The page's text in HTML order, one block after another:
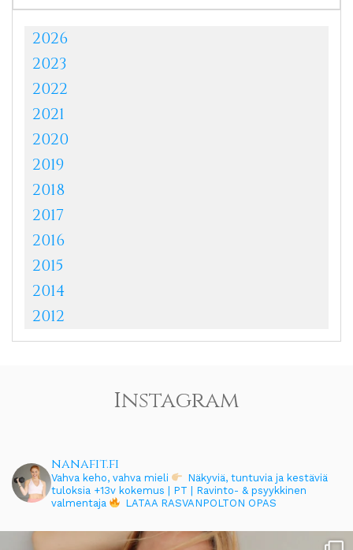
2026
2023
2022
2021
2020
2019
2018
2017
2016
2015
2014
2012
Instagram
nanafit.fi
Vahva keho, vahva mieli
Näkyviä, tuntuvia ja kestäviä
tuloksia +13v kokemus | PT | Ravinto- & psyykkinen
valmentaja
LATAA RASVANPOLTON OPAS